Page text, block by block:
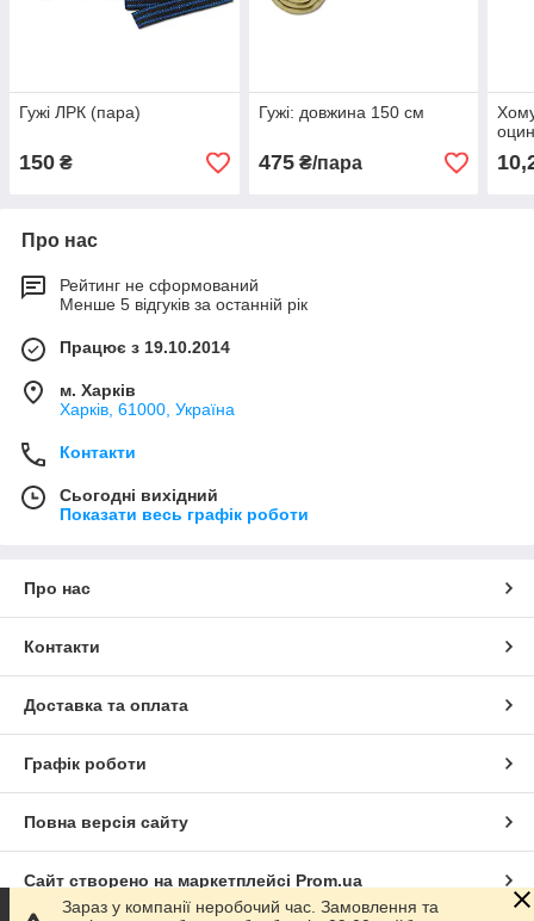
Гужі ЛРК (пара)
150 ₴
Гужі: довжина 150 см
475₴/пара
Про нас
Рейтинг не сформований
Менше 5 відгуків за останній рік
Працює з 19.10.2014
м. Харків
Харків, 61000, Україна
Контакти
Сьогодні вихідний
Показати весь графік роботи
Про нас
Контакти
Доставка та оплата
Графік роботи
Повна версія сайту
Сайт створено на маркетплейсі Prom.ua
Зараз у компанії неробочий час. Замовлення та